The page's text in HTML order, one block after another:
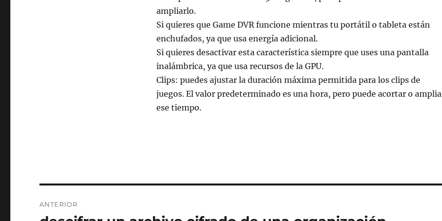
ampliarlo.
Si quieres que Game DVR funcione mientras tu portátil o tableta están
enchufados, ya que usa energía adicional.
Si quieres desactivar esta característica siempre que uses una pantalla
inalámbrica, ya que usa recursos de la GPU.
Clips: puedes ajustar la duración máxima permitida para los clips de
juegos. El valor predeterminado es una hora, pero puede acortar o
ese tiempo.
de
ANTERIOR
Entrada